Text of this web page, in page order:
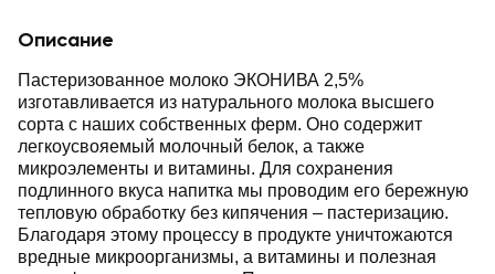
Описание
Пастеризованное молоко ЭКОНИВА 2,5%
изготавливается из натурального молока высшего
сорта с наших собственных ферм. Оно содержит
легкоусвояемый молочный белок, а также
микроэлементы и витамины. Для сохранения
подлинного вкуса напитка мы проводим его бережную
тепловую обработку без кипячения – пастеризацию.
Благодаря этому процессу в продукте уничтожаются
вредные микроорганизмы, а витамины и полезная